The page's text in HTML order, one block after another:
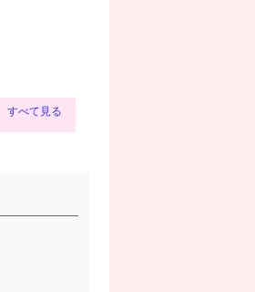
すべて見る